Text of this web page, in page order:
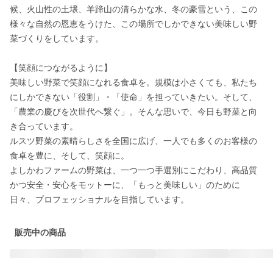
候、火山性の土壌、羊蹄山の清らかな水、冬の豪雪という、この
様々な自然の恩恵をうけた、この場所でしかできない美味しい野
菜づくりをしています。
【笑顔につながるように】
美味しい野菜で笑顔になれる食卓を。規模は小さくても、私たち
にしかできない「役割」・「使命」を担っていきたい。そして、
「農業の慶びを次世代へ繋ぐ」。そんな思いで、今日も野菜と向
き合っています。
ルスツ野菜の素晴らしさを全国に広げ、一人でも多くのお客様の
食卓を豊に、そして、笑顔に。
よしかわファームの野菜は、一つ一つ手選別にこだわり、高品質
かつ安全・安心をモットーに、「もっと美味しい」のために
日々、プロフェッショナルを目指しています。
販売中の商品